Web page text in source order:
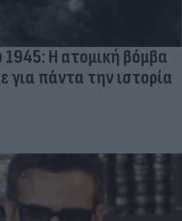
Η ατομική βόμβα
για πάντα την ιστορία